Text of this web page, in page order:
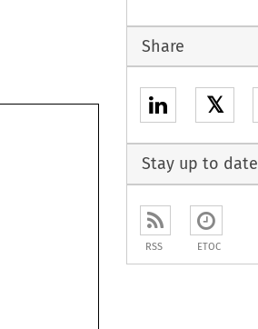
Share
𝕏
Stay up to date
RSS ETOC